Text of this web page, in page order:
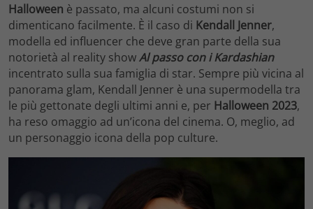
Halloween è passato, ma alcuni costumi non si
dimenticano facilmente. È il caso di Kendall Jenner,
modella ed influencer che deve gran parte della sua
notorietà al reality showAl passo con i Kardashian
incentrato sulla sua famiglia di star. Sempre più vicina al
panorama glam, Kendall Jenner è una supermodella tra
le più gettonate degli ultimi anni e, per Halloween 2023,
ha reso omaggio ad un’icona del cinema. O, meglio, ad
un personaggio icona della pop culture.